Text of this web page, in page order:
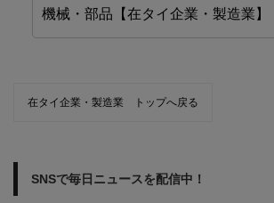
機械・部品【在タイ企業・製造業】
在タイ企業・製造業 トップへ戻る
SNSで毎日ニュースを配信中！